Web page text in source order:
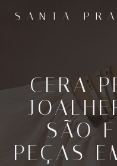
SANTA
CERA
SÃO
PEÇAS